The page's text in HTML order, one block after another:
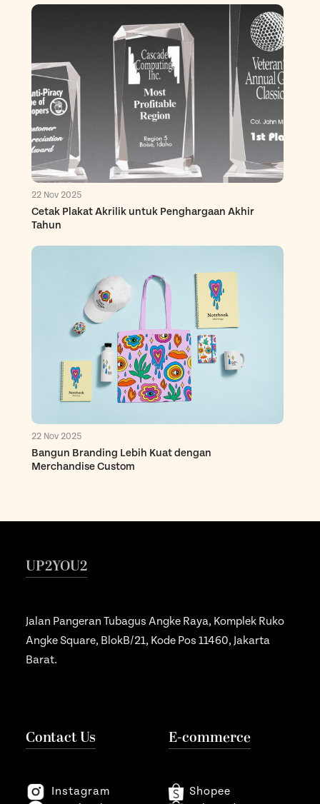
22 Nov 2025
Cetak Plakat Akrilik untuk Penghargaan Akhir
Tahun
22 Nov 2025
Bangun Branding Lebih Kuat dengan
Merchandise Custom
UP2YOU2
Jalan Pangeran Tubagus Angke Raya, Komplek Ruko
Angke Square, BlokB/21, Kode Pos 11460, Jakarta
Barat.
Contact Us
Instagram
E-commerce
Shopee